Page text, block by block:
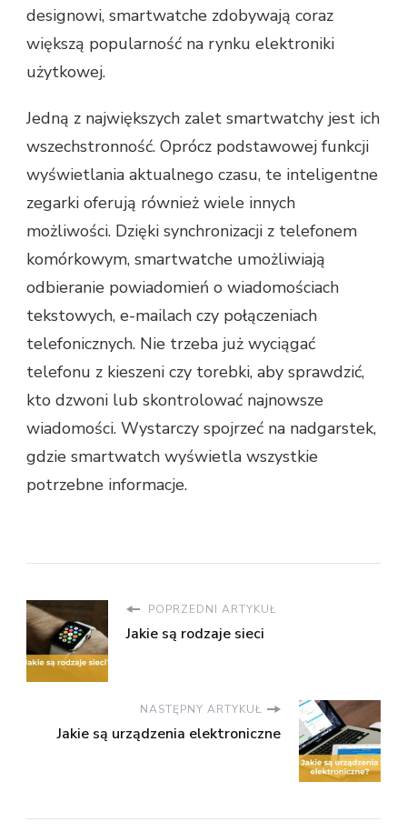
designowi, smartwatche zdobywają coraz
większą popularność na rynku elektroniki
użytkowej.
Jedną z największych zalet smartwatchy jest ich
wszechstronność. Oprócz podstawowej funkcji
wyświetlania aktualnego czasu, te inteligentne
zegarki oferują również wiele innych
możliwości. Dzięki synchronizacji z telefonem
komórkowym, smartwatche umożliwiają
odbieranie powiadomień o wiadomościach
tekstowych, e-mailach czy połączeniach
telefonicznych. Nie trzeba już wyciągać
telefonu z kieszeni czy torebki, aby sprawdzić,
kto dzwoni lub skontrolować najnowsze
wiadomości. Wystarczy spojrzeć na nadgarstek,
gdzie smartwatch wyświetla wszystkie
potrzebne informacje.
POPRZEDNI ARTYKUŁ
Jakie są rodzaje sieci
NASTĘPNY ARTYKUŁ
Jakie są urządzenia elektroniczne